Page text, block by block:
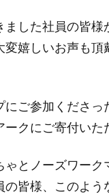
した社員の皆
変嬉しいお声も
にご参加くださ
ークにご寄付い
とノーズワー
の皆様、このよ